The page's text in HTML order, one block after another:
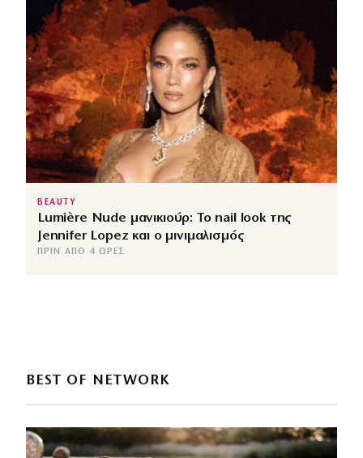
BEAUTY
Lumière Nude μανικιούρ: Το nail look της
Jennifer Lopez και ο μινιμαλισμός
ΠΡΙΝ ΑΠΌ 4 ΏΡΕΣ
BEST OF NETWORK